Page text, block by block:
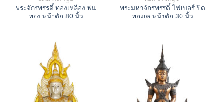
พระจักรพรรดิ์ ทองเหลือง พ่น
ทอง หน้าตัก 80 นิ้ว
พระมหาจักรพรรดิ์ ไฟเบอร์ ปิด
ทองเค หน้าตัก 30 นิ้ว